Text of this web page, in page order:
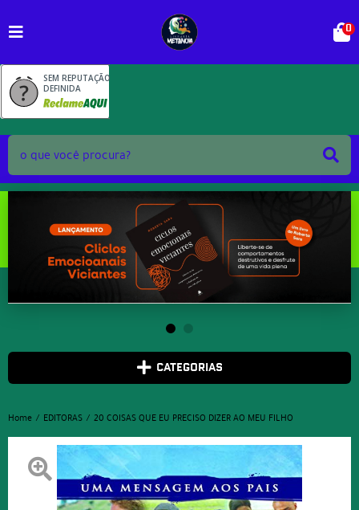
SEM REPUTAÇÃO
DEFINIDA
0
CATEGORIAS
Home EDITORAS 20 COISAS QUE EU PRECISO DIZER AO MEU FILHO